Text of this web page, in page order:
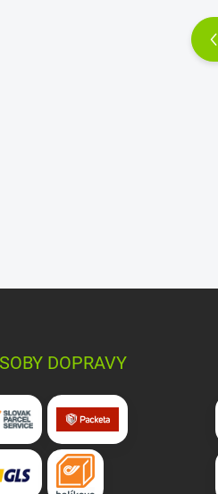
DOPRAVY